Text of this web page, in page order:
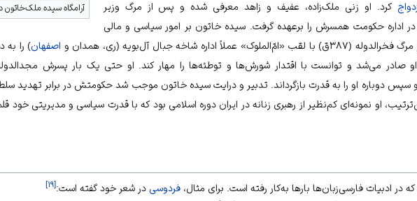
آرامگاه سیده ملک‌خاتون
کرد. او زنی ملک‌زاده، عفیف و زاهد معرفی شده و پس از مرگ وزیر
اداره حکومت همسرش را برعهده گرفت. سیده خاتون بر امور سیاسی و مالی
اداره شاخه جبال آل‌بویه (ری، همدان و
اصفهان) را
صادر می‌شد و توانست با اقتدار شورش‌ها و توطئه‌ها را مهار کند. او حتی یک بار پسرش
سپس دوباره او را به قدرت بازگرداند. تدبیر و درایت سیده خاتون موجب شد حکومتش در برابر تهدید
او نمونه‌ای کم‌نظیر از رهبری زنانه در ایران دوره اسلامی بود که با قدرت سیاسی و مدیریتی خود
در ادبیات فارسی‌زبان‌ها بارها به‌کار رفته است. برای مثال، فردوسی در شعر خود گفته است:[۱۹]